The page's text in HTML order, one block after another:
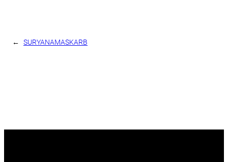
← SURYANAMASKARB